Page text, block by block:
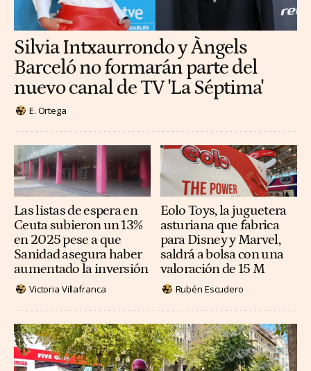
Silvia Intxaurrondo y Àngels
Barceló no formarán parte del
nuevo canal de TV 'La Séptima'
E. Ortega
Las listas de espera en
Ceuta subieron un 13%
en 2025 pese a que
Sanidad asegura haber
aumentado la inversión
Victoria Villafranca
Eolo Toys, la juguetera
asturiana que fabrica
para Disney y Marvel,
saldrá a bolsa con una
valoración de 15 M
Rubén Escudero